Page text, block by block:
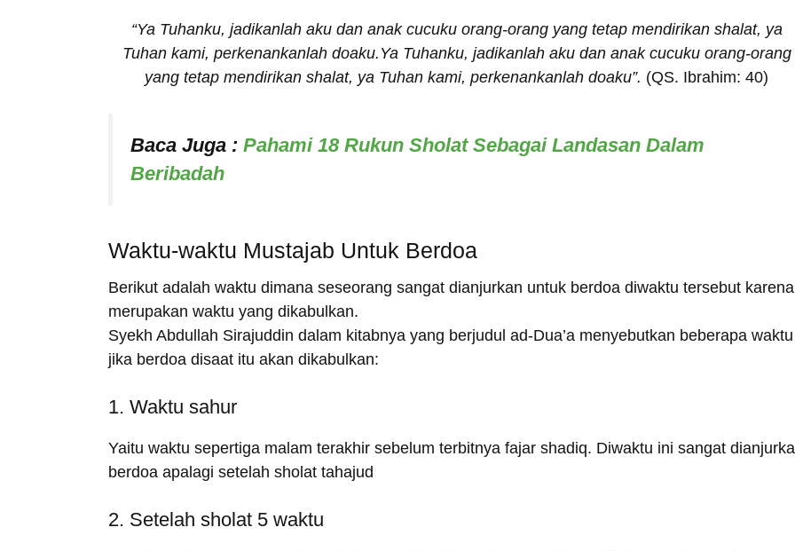
“Ya Tuhanku, jadikanlah aku dan anak cucuku orang-orang yang tetap mendirikan shalat, ya
Tuhan kami, perkenankanlah doaku.Ya Tuhanku, jadikanlah aku dan anak cucuku orang-orang
yang tetap mendirikan shalat, ya Tuhan kami, perkenankanlah doaku”. (QS. Ibrahim: 40)
Baca Juga : Pahami 18 Rukun Sholat Sebagai Landasan Dalam
Beribadah
Waktu-waktu Mustajab Untuk Berdoa
Berikut adalah waktu dimana seseorang sangat dianjurkan untuk berdoa diwaktu tersebut karena
merupakan waktu yang dikabulkan.
Syekh Abdullah Sirajuddin dalam kitabnya yang berjudul ad-Dua’a menyebutkan beberapa waktu
jika berdoa disaat itu akan dikabulkan:
1. Waktu sahur
Yaitu waktu sepertiga malam terakhir sebelum terbitnya fajar shadiq. Diwaktu ini sangat
berdoa apalagi setelah sholat tahajud
2. Setelah sholat 5 waktu